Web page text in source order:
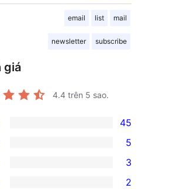
email list mail
newsletter subscribe
giá
4.4 trên 5 sao.
45
5
3
2